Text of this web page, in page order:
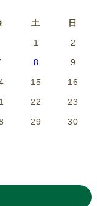
土 日
1 2
8 9
15 16
22 23
29 30